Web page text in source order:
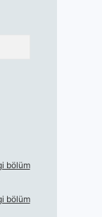
bölüm
bölüm